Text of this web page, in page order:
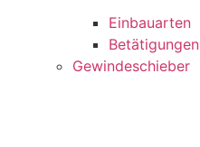
Einbauarten
Betätigungen
Gewindeschieber